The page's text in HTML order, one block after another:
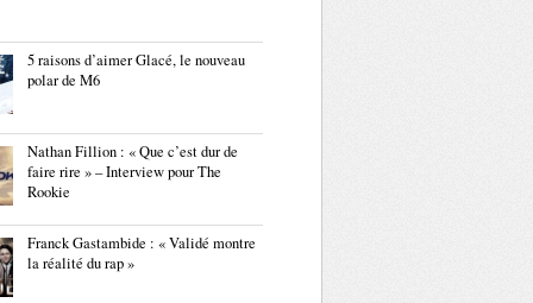
5 raisons d’aimer Glacé, le nouveau
polar de M6
Nathan Fillion : « Que c’est dur de
faire rire » – Interview pour The
Rookie
Franck Gastambide : « Validé montre
la réalité du rap »